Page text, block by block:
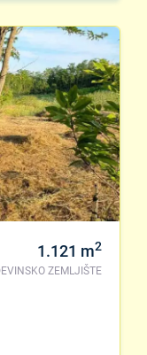
1.121 m2
ZEMLJIŠTE